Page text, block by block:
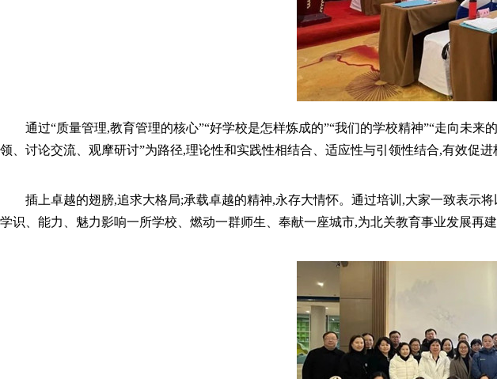
通过“质量管理,教育管理的核心”“好学校是怎样炼成的”“我们的学校精神”“走向未
领、讨论交流、观摩研讨”为路径,理论性和实践性相结合、适应性与引领性结合,有效促
插上卓越的翅膀,追求大格局;承载卓越的精神,永存大情怀。通过培训,大家一致表示
学识、能力、魅力影响一所学校、燃动一群师生、奉献一座城市,为北关教育事业发展再